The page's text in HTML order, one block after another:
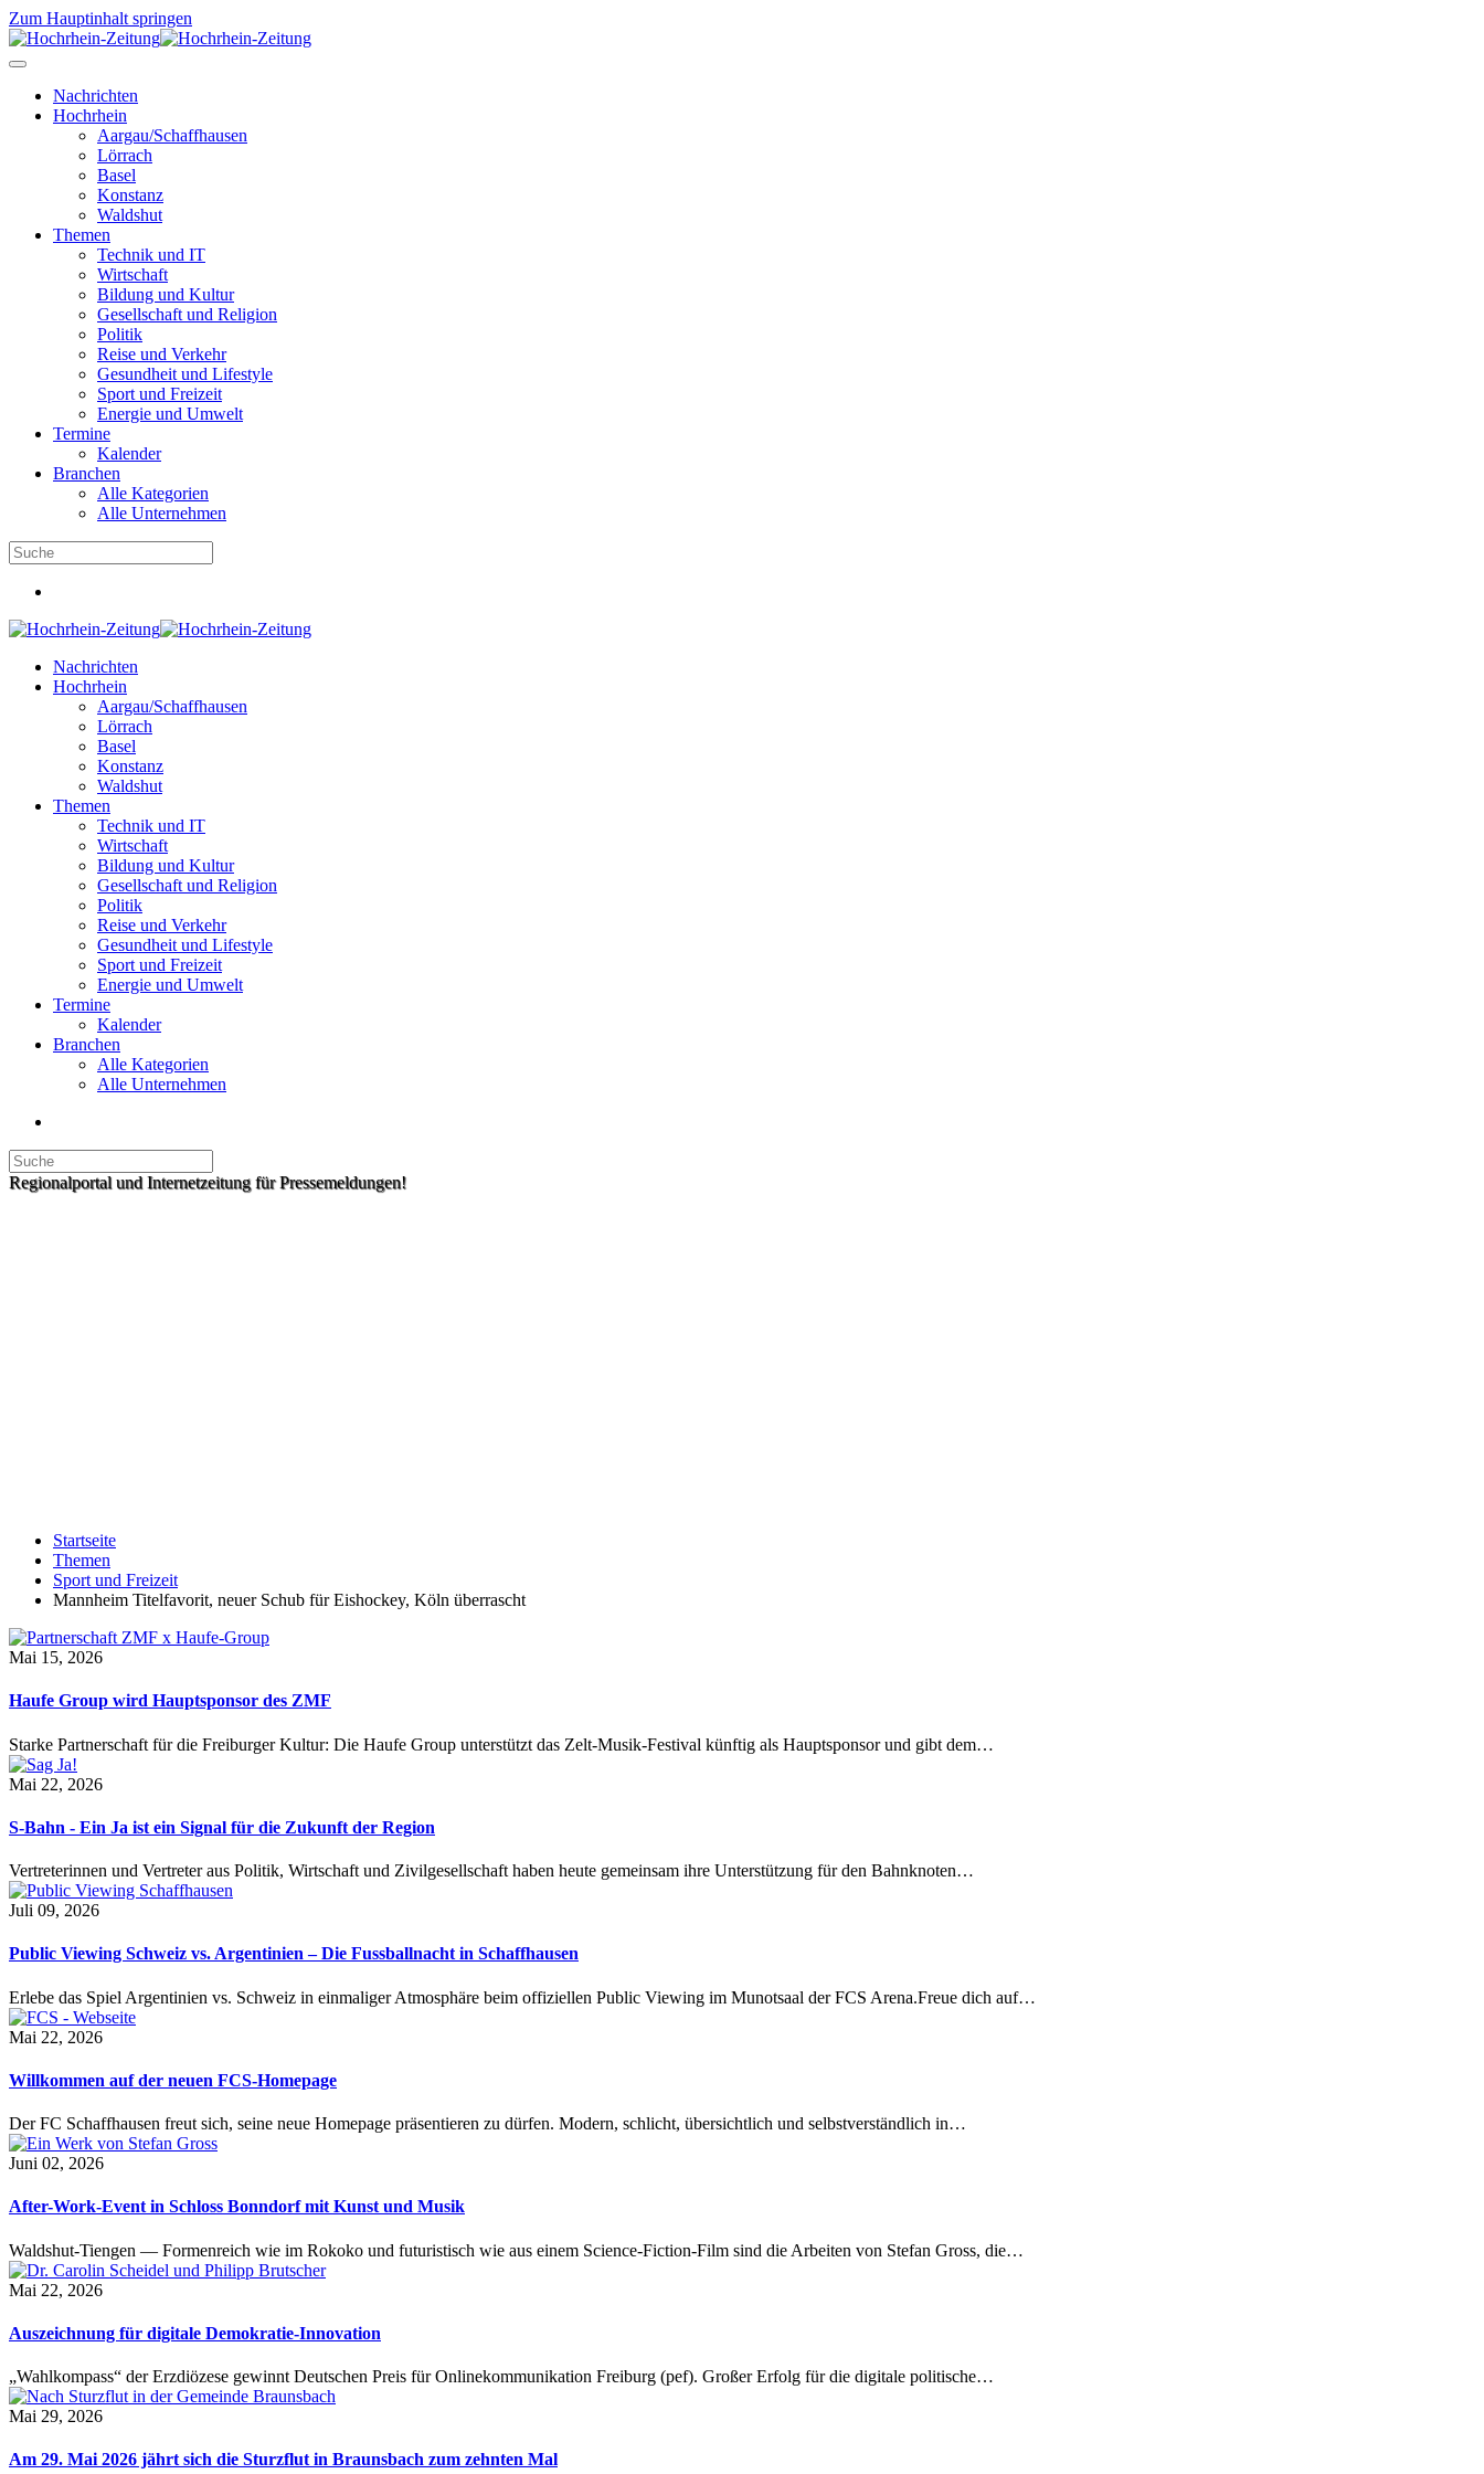
Zum Hauptinhalt springen
Nachrichten
Hochrhein
Aargau/Schaffhausen
Lörrach
Basel
Konstanz
Waldshut
Themen
Technik und IT
Wirtschaft
Bildung und Kultur
Gesellschaft und Religion
Politik
Reise und Verkehr
Gesundheit und Lifestyle
Sport und Freizeit
Energie und Umwelt
Termine
Kalender
Branchen
Alle Kategorien
Alle Unternehmen
Nachrichten
Hochrhein
Aargau/Schaffhausen
Lörrach
Basel
Konstanz
Waldshut
Themen
Technik und IT
Wirtschaft
Bildung und Kultur
Gesellschaft und Religion
Politik
Reise und Verkehr
Gesundheit und Lifestyle
Sport und Freizeit
Energie und Umwelt
Termine
Kalender
Branchen
Alle Kategorien
Alle Unternehmen
Regionalportal und Internetzeitung für Pressemeldungen!
Startseite
Themen
Sport und Freizeit
Mannheim Titelfavorit, neuer Schub für Eishockey, Köln überrascht
Mai 15, 2026
Haufe Group wird Hauptsponsor des ZMF
Starke Partnerschaft für die Freiburger Kultur: Die Haufe Group unterstützt das Zelt-Musik-Festival künftig als Hauptsponsor und gibt dem…
Mai 22, 2026
S-Bahn - Ein Ja ist ein Signal für die Zukunft der Region
Vertreterinnen und Vertreter aus Politik, Wirtschaft und Zivilgesellschaft haben heute gemeinsam ihre Unterstützung für den Bahnknoten…
Juli 09, 2026
Public Viewing Schweiz vs. Argentinien – Die Fussballnacht in Schaffhausen
Erlebe das Spiel Argentinien vs. Schweiz in einmaliger Atmosphäre beim offiziellen Public Viewing im Munotsaal der FCS Arena.Freue dich auf…
Mai 22, 2026
Willkommen auf der neuen FCS-Homepage
Der FC Schaffhausen freut sich, seine neue Homepage präsentieren zu dürfen. Modern, schlicht, übersichtlich und selbstverständlich in…
Juni 02, 2026
After-Work-Event in Schloss Bonndorf mit Kunst und Musik
Waldshut-Tiengen — Formenreich wie im Rokoko und futuristisch wie aus einem Science-Fiction-Film sind die Arbeiten von Stefan Gross, die…
Mai 22, 2026
Auszeichnung für digitale Demokratie-Innovation
„Wahlkompass“ der Erzdiözese gewinnt Deutschen Preis für Onlinekommunikation Freiburg (pef). Großer Erfolg für die digitale politische…
Mai 29, 2026
Am 29. Mai 2026 jährt sich die Sturzflut in Braunsbach zum zehnten Mal